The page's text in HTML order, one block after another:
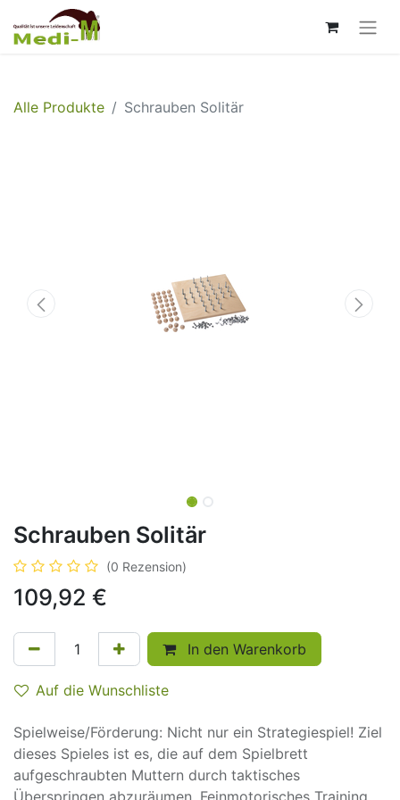
Alle Produkte Schrauben Solitär
Schrauben Solitär
(0 Rezension)
109,92 €
In den Warenkorb
Auf die Wunschliste
Spielweise/Förderung: Nicht nur ein Strategiespiel! Ziel
dieses Spieles ist es, die auf dem Spielbrett
aufgeschraubten Muttern durch taktisches
Überspringen abzuräumen. Feinmotorisches Training